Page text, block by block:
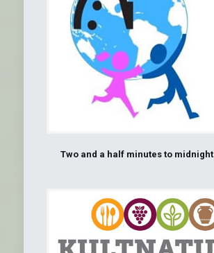
Two and a half minutes to midnight